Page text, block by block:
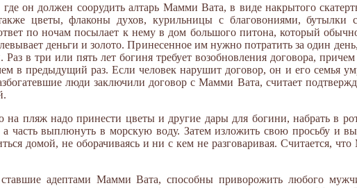
он должен соорудить алтарь Мамми Вата, в виде накрытого
цветы, флаконы духов, курильницы с благовониями, бутылки
по ночам посылает к нему в дом большого питона, который
деньги и золото. Принесенное им нужно потратить за один
в три или пять лет богиня требует возобновления договора,
в предыдущий раз. Если человек нарушит договор, он и его семья
люди заключили договор с Мамми Вата, считает
пляж надо принести цветы и другие дары для богини, набрать в
а часть выплюнуть в морскую воду. Затем изложить свою просьбу и
домой, не оборачиваясь и ни с кем не разговаривая. Считается,
адептами Мамми Вата, способны приворожить любого